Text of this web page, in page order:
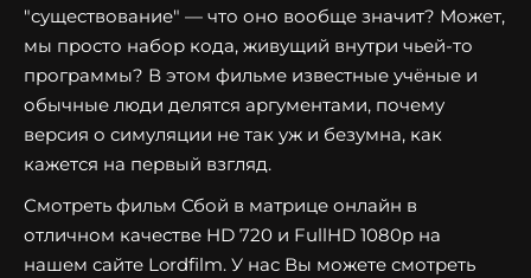
"существование" — что оно вообще значит? Может,
мы просто набор кода, живущий внутри чьей-то
программы? В этом фильме известные учёные и
обычные люди делятся аргументами, почему
версия о симуляции не так уж и безумна, как
кажется на первый взгляд.
Смотреть фильм Сбой в матрице онлайн в
отличном качестве HD 720 и FullHD 1080p на
нашем сайте Lordfilm. У нас Вы можете смотреть